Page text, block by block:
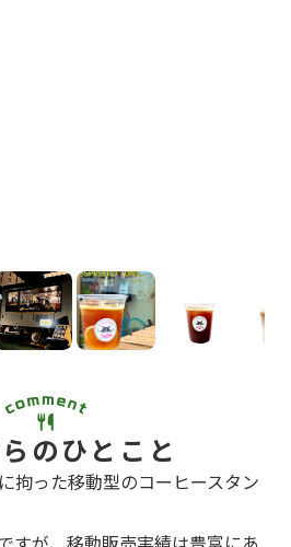
のひとこと
拘った移動型のコーヒースタン